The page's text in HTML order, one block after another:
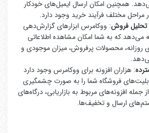
همچنین امکان ارسال ایمیل‌های خودکار
مراحل مختلف فرآیند خرید وجود دارد.
فروش: ووکامرس ابزارهای گزارش‌دهی
می‌دهد که به شما امکان مشاهده اطلاعاتی
محصولات پرفروش، میزان موجودی و
: هزاران افزونه برای ووکامرس وجود دارد
فروشگاه شما را به صورت چشمگیری
جمله افزونه‌های مربوط به بازاریابی، درگاه‌های
ارسال و تخفیف‌ها.